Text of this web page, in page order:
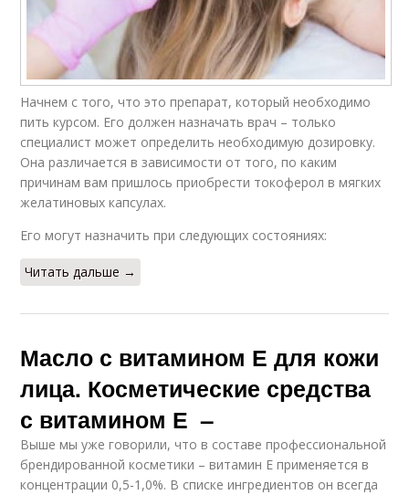
Начнем с того, что это препарат, который необходимо
пить курсом. Его должен назначать врач – только
специалист может определить необходимую дозировку.
Она различается в зависимости от того, по каким
причинам вам пришлось приобрести токоферол в мягких
желатиновых капсулах.
Его могут назначить при следующих состояниях:
Читать дальше →
Масло с витамином Е для кожи
лица. Косметические средства
с витамином Е –
Выше мы уже говорили, что в составе профессиональной
брендированной косметики – витамин Е применяется в
концентрации 0,5-1,0%. В списке ингредиентов он всегда